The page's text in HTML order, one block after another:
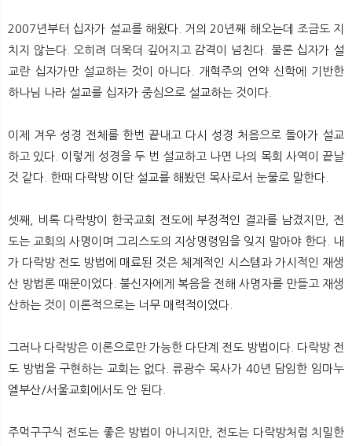
2007년부터 십자가 설교를 해왔다. 거의 20년째 해오는데 조금도 지
치지 않는다. 오히려 더욱더 깊어지고 감격이 넘친다. 물론 십자가 설
교란 십자가만 설교하는 것이 아니다. 개혁주의 언약 신학에 기반한
하나님 나라 설교를 십자가 중심으로 설교하는 것이다.
이제 겨우 성경 전체를 한번 끝내고 다시 성경 처음으로 돌아가 설교
하고 있다. 이렇게 성경을 두 번 설교하고 나면 나의 목회 사역이 끝날
것 같다. 한때 다락방 이단 설교를 해봤던 목사로서 눈물로 말한다.
셋째, 비록 다락방이 한국교회 전도에 부정적인 결과를 남겼지만, 전
도는 교회의 사명이며 그리스도의 지상명령임을 잊지 말아야 한다. 내
가 다락방 전도 방법에 매료된 것은 체계적인 시스템과 가시적인 재생
산 방법론 때문이었다. 불신자에게 복음을 전해 사명자를 만들고 재생
산하는 것이 이론적으로는 너무 매력적이었다.
그러나 다락방은 이론으로만 가능한 다단계 전도 방법이다. 다락방 전
도 방법을 구현하는 교회는 없다. 류광수 목사가 40년 담임한 임마누
엘부산/서울교회에서도 안 된다.
주먹구구식 전도는 좋은 방법이 아니지만, 전도는 다락방처럼 치밀한